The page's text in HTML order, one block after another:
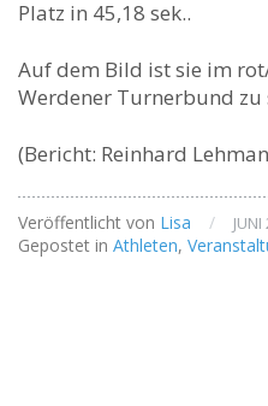
Platz in 45,18 sek..
Auf dem Bild ist sie im
Werdener Turnerbund zu
(Bericht: Reinhard
Veröffentlicht von Lisa /
Gepostet in Athleten,